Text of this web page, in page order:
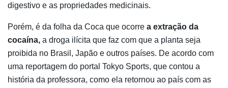
digestivo e as propriedades medicinais.
Porém, é da folha da Coca que ocorre a extração da
cocaína, a droga ilícita que faz com que a planta seja
proibida no Brasil, Japão e outros países. De acordo com
uma reportagem do portal Tokyo Sports, que contou a
história da professora, como ela retornou ao país com as